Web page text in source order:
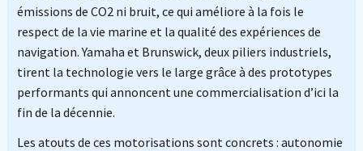
émissions de CO2 ni bruit, ce qui améliore à la fois le
respect de la vie marine et la qualité des expériences de
navigation. Yamaha et Brunswick, deux piliers industriels,
tirent la technologie vers le large grâce à des prototypes
performants qui annoncent une commercialisation d’ici la
fin de la décennie.
Les atouts de ces motorisations sont concrets : autonomie